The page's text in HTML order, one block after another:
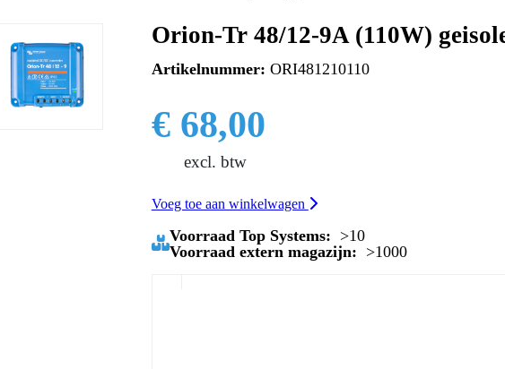
Orion-Tr 48/12-9A (110W)
Artikelnummer: ORI481210110
€ 68,00
excl. btw
Voeg toe aan winkelwagen
Voorraad Top Systems: >10
Voorraad extern magazijn: >1000